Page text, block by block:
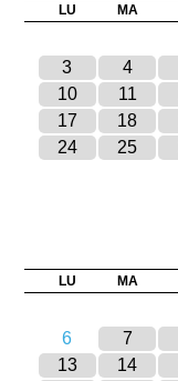
LU MA
3
4
10
11
17
18
24
25
LU MA
6
7
13
14